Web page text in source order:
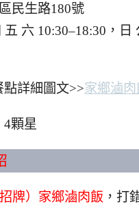
民生路180號
六 10:30–18:30，
點詳細圖文>>家鄉滷肉
顆星
招牌）家鄉滷肉飯 ，打